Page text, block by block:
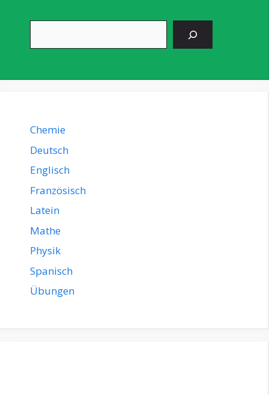
Chemie
Deutsch
Englisch
Französisch
Latein
Mathe
Physik
Spanisch
Übungen